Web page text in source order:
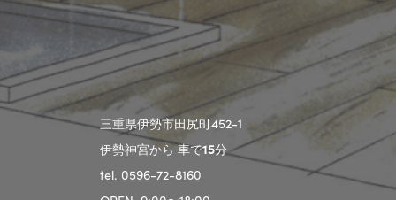
三重県伊勢市田尻町452-1
伊勢神宮から 車で15分
tel. 0596-72-8160